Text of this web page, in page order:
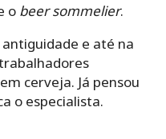
o beer sommelier.
e até na
cerveja. Já pensou
o especialista.